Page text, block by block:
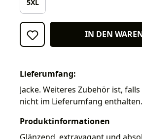
5XL
IN DEN
Lieferumfang:
Jacke. Weiteres Zubehör ist,
nicht im Lieferumfang enthalten.
Produktinformationen